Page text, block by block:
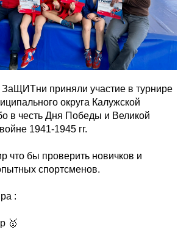
ЗаЩИТни приняли участие в турнире
округа Калужской
в честь Дня Победы и Великой
1941-1945 гг.
что бы проверить новичков и
спортсменов.
:
🥇